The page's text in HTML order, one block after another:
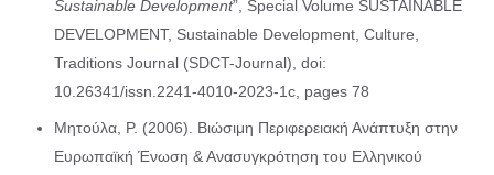
Sustainable Development”, Special Volume SUSTAINABLE
DEVELOPMENT, Sustainable Development, Culture,
Traditions Journal (SDCT-Journal), doi:
10.26341/issn.2241-4010-2023-1c, pages 78
Μητούλα, Ρ. (2006). Βιώσιμη Περιφερειακή Ανάπτυξη στην
Ευρωπαϊκή Ένωση & Ανασυγκρότηση του Ελληνικού